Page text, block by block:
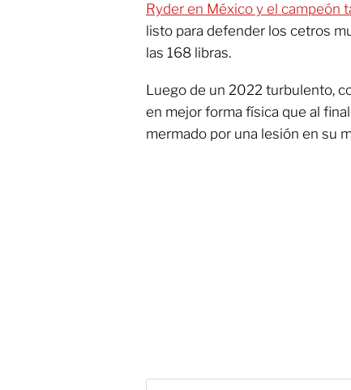
Ryder en México y el campeón
listo para defender los cetros
las 168 libras.
Luego de un 2022 turbulento,
en mejor forma física que al
mermado por una lesión en su